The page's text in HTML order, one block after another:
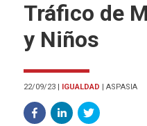
Tráfico de
y Niños
22/09/23 | IGUALDAD | ASPASIA